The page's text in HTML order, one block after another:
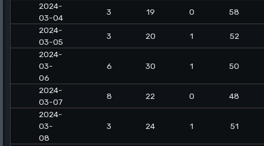
2024-
03-04
3 19 0
58
2024-
03-05
3 20 1
52
2024-
03-
06
6 30 1 50
2024-
03-07
8 22 0
48
2024-
03-
08
3 24 1 51